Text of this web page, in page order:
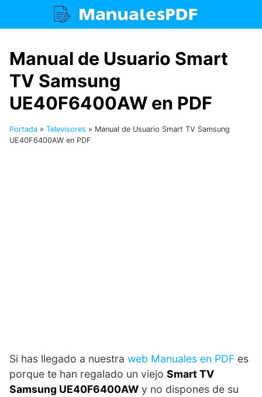
Manual de Usuario Smart
TV Samsung
UE40F6400AW en PDF
Portada » Televisores » Manual de Usuario Smart TV Samsung
UE40F6400AW en PDF
Si has llegado a nuestra web Manuales en PDF es
porque te han regalado un viejo Smart TV
Samsung UE40F6400AW y no dispones de su